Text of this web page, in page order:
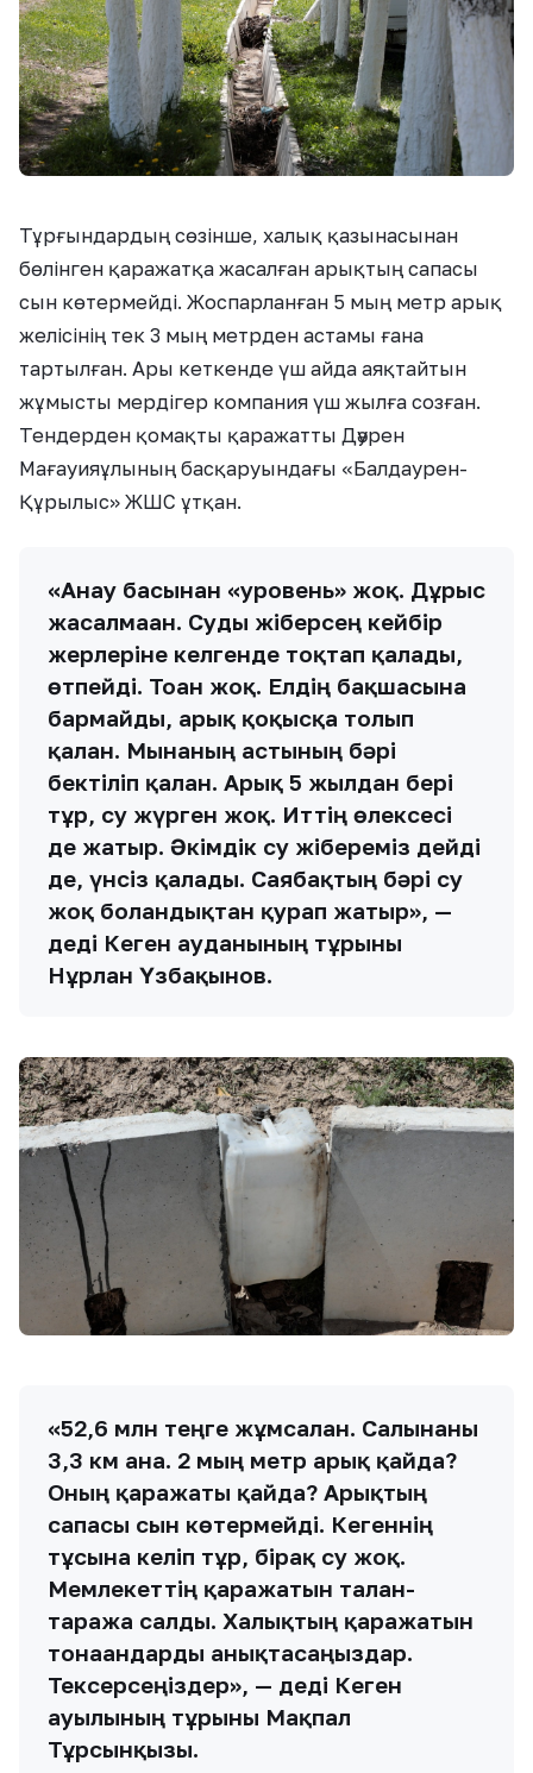
Тұрғындардың сөзінше, халық қазынасынан
бөлінген қаражатқа жасалған арықтың сапасы
сын көтермейді. Жоспарланған 5 мың метр арық
желісінің тек 3 мың метрден астамы ғана
тартылған. Ары кеткенде үш айда аяқтайтын
жұмысты мердігер компания үш жылға созған.
Тендерден қомақты қаражатты Дәурен
Мағауияұлының басқаруындағы «Балдаурен-
Құрылыс» ЖШС ұтқан.
«Анау басынан «уровень» жоқ. Дұрыс
жасалмаған. Суды жіберсең кейбір
жерлеріне келгенде тоқтап қалады,
өтпейді. Тоған жоқ. Елдің бақшасына
бармайды, арық қоқысқа толып
қалған. Мынаның астының бәрі
бектіліп қалған. Арық 5 жылдан бері
тұр, су жүрген жоқ. Иттің өлексесі
де жатыр. Әкімдік су жібереміз дейді
де, үнсіз қалады. Саябақтың бәрі су
жоқ болғандықтан қурап жатыр», —
деді Кеген ауданының тұрғыны
Нұрлан Үзбақынов.
«52,6 млн теңге жұмсалған. Салынғаны
3,3 км ғана. 2 мың метр арық қайда?
Оның қаражаты қайда? Арықтың
сапасы сын көтермейді. Кегеннің
тұсына келіп тұр, бірақ су жоқ.
Мемлекеттің қаражатын талан-
таражға салды. Халықтың қаражатын
тонағандарды анықтасаңыздар.
Тексерсеңіздер», — деді Кеген
ауылының тұрғыны Мақпал
Тұрсынқызы.